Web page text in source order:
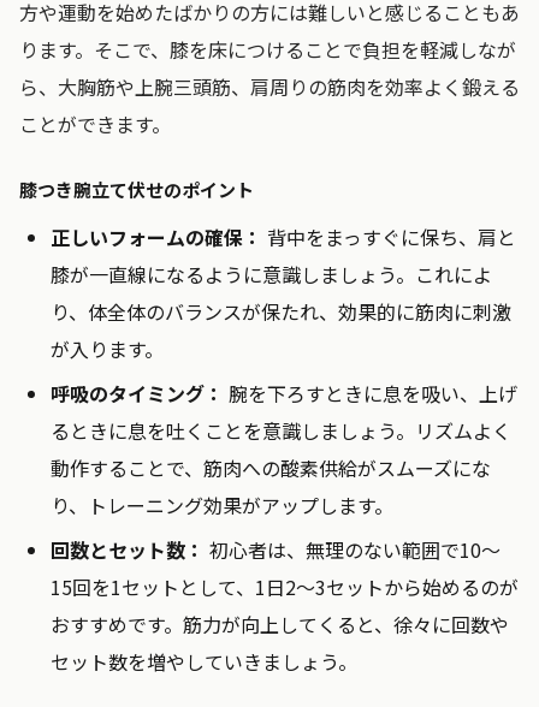
方や運動を始めたばかりの方には難しいと感じることもあ
ります。そこで、膝を床につけることで負担を軽減しなが
ら、大胸筋や上腕三頭筋、肩周りの筋肉を効率よく鍛える
ことができます。
膝つき腕立て伏せのポイント
正しいフォームの確保： 背中をまっすぐに保ち、肩と
膝が一直線になるように意識しましょう。これによ
り、体全体のバランスが保たれ、効果的に筋肉に刺激
が入ります。
呼吸のタイミング： 腕を下ろすときに息を吸い、上げ
るときに息を吐くことを意識しましょう。リズムよく
動作することで、筋肉への酸素供給がスムーズにな
り、トレーニング効果がアップします。
回数とセット数： 初心者は、無理のない範囲で10～
15回を1セットとして、1日2～3セットから始めるのが
おすすめです。筋力が向上してくると、徐々に回数や
セット数を増やしていきましょう。